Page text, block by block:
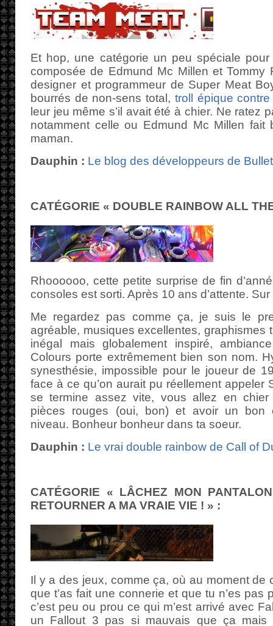
Et hop, une catégorie un peu spéciale
composée de Edmund Mc Millen et Tommy
designer et programmeur de Super Meat
bourrés de non-sens total, troll épique
leur jeu même s’il avait été à chier. Ne ratez
notamment celle ou Edmund Mc Millen fait
maman.
Dauphin : Le blog des développeurs de
CATÉGORIE « DOUBLE RAINBOW ALL
Rhoooooo, cette petite surprise de fin
consoles est sorti. Après 10 ans d’attente. Sur
Me regardez pas comme ça, je suis le
agréable, musiques excellentes, graphismes
inégal mais globalement inspiré,
Colours porte extrêmement bien son nom.
synesthésie, impossible pour le joueur de
face à ce qu’on aurait pu réellement appeler
se termine assez vite, vous allez en
pièces rouges (oui, bon) et avoir un bon
niveau. Bonheur bonheur dans ta soeur.
Dauphin : Le vrai double rainbow de Call of
CATÉGORIE « LÂCHEZ MON
RETOURNER A MA VRAIE VIE ! » :
Il y a des jeux, comme ça, où au moment de
que t’as fait une connerie et que tu n’es pas
c’est peu ou prou ce qui m’est arrivé avec
un Fallout 3 pas si mauvais que ça mais